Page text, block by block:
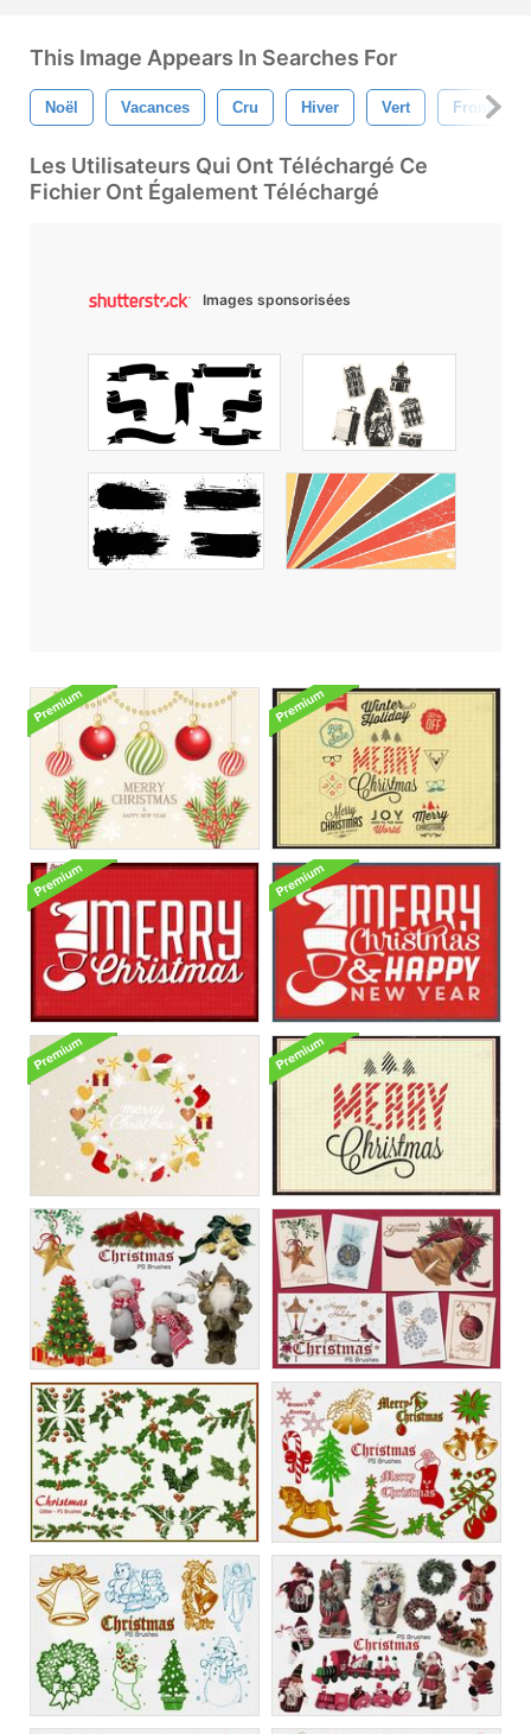
This Image Appears In Searches For
Noël Vacances Cru Hiver Vert Frontière
Les Utilisateurs Qui Ont Téléchargé Ce
Fichier Ont Également Téléchargé
Images sponsorisées